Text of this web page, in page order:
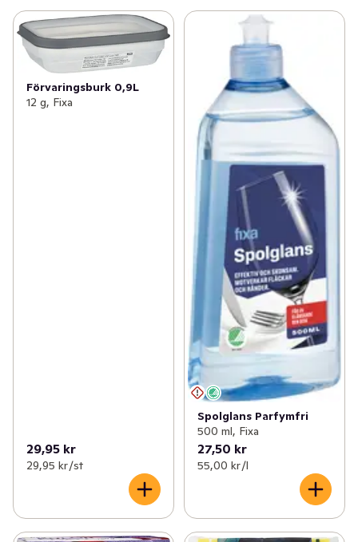
Förvaringsburk 0,9L
12 g, Fixa
29,95 kr
29,95 kr /st
Spolglans Parfymfri
500 ml, Fixa
27,50 kr
55,00 kr /l